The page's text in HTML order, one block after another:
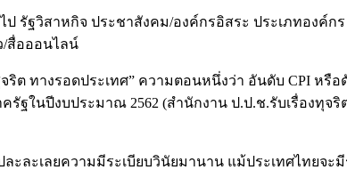
รัฐวิสาหกิจ ประชาสังคม/องค์กรอิสระ ประเภทองค์
/สื่อออนไลน์
ทางรอดประเทศ” ความตอนหนึ่งว่า อันดับ CPI หรื
ในปีงบประมาณ 2562 (สำนักงาน ป.ป.ช.รับเรื่องทุจริต
ละเลยความมีระเบียบวินัยมานาน แม้ประเทศไทยจ